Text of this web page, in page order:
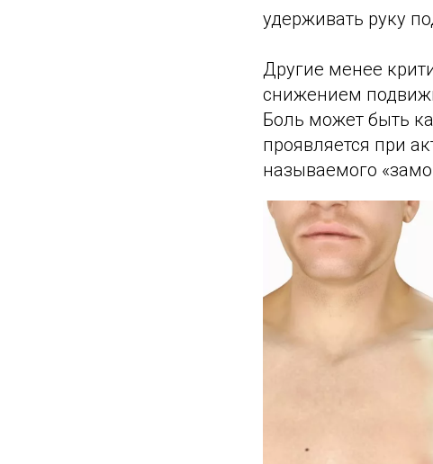
удерживать руку
Другие менее
снижением
Боль может быть
проявляется при
называемого